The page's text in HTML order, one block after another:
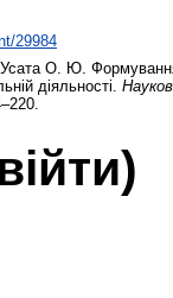
29984
Усата О. Ю.
діяльності.